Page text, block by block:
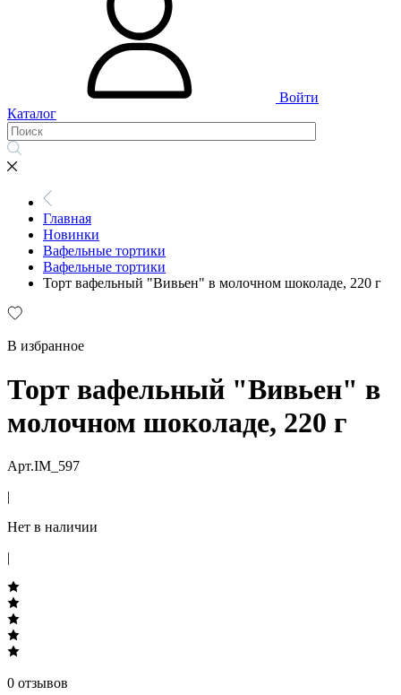
Войти
Каталог
Главная
Новинки
Вафельные тортики
Вафельные тортики
Торт вафельный "Вивьен" в молочном шоколаде, 220 г
В избранное
Торт вафельный "Вивьен" в
молочном шоколаде, 220 г
Арт.IM_597
|
Нет в наличии
|
0 отзывов